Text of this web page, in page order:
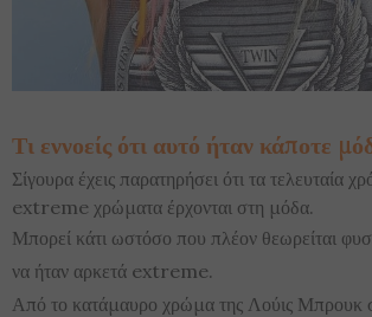
Τι εννοείς ότι αυτό ήταν κάποτε
Σίγουρα έχεις παρατηρήσει ότι τα τελευταία
extreme χρώματα έρχονται στη μόδα.
Μπορεί κάτι ωστόσο που πλέον θεωρείται
να ήταν αρκετά extreme.
Από το κατάμαυρο χρώμα της Λούις Μπρουκ